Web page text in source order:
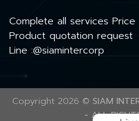
Complete all services Price
Product quotation request
Line :@siamintercorp
Copyright 2026 © SIAM
- ALL